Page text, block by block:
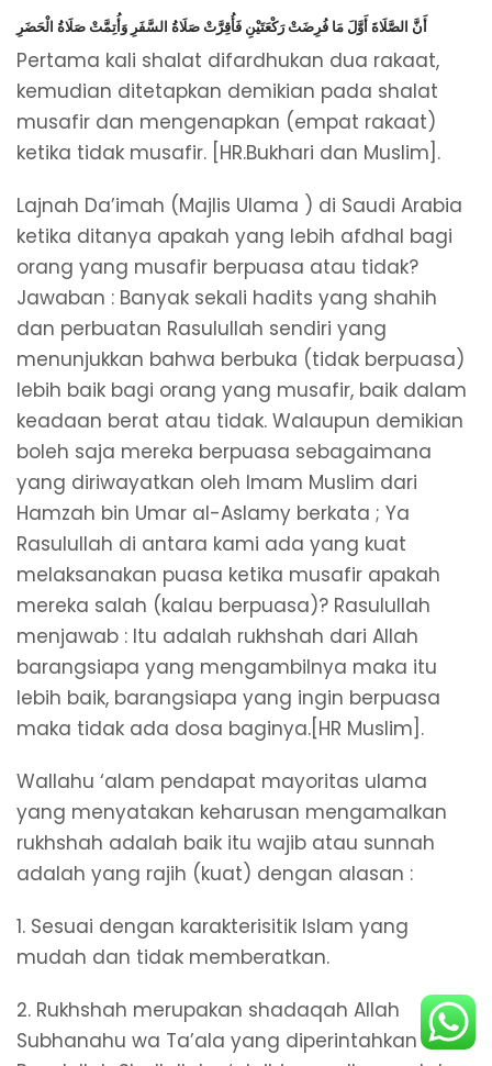
أَنَّ الصَّلَاةَ أَوَّلَ مَا فُرِضَتْ رَكْعَتَيْنِ فَأُقِرَّتْ صَلَاةُ السَّفَرِ وَأُتِمَّتْ صَلَاةُ الْحَضَرِ
Pertama kali shalat difardhukan dua rakaat,
kemudian ditetapkan demikian pada shalat
musafir dan mengenapkan (empat rakaat)
ketika tidak musafir. [HR.Bukhari dan Muslim].
Lajnah Da’imah (Majlis Ulama ) di Saudi Arabia
ketika ditanya apakah yang lebih afdhal bagi
orang yang musafir berpuasa atau tidak?
Jawaban : Banyak sekali hadits yang shahih
dan perbuatan Rasulullah sendiri yang
menunjukkan bahwa berbuka (tidak berpuasa)
lebih baik bagi orang yang musafir, baik dalam
keadaan berat atau tidak. Walaupun demikian
boleh saja mereka berpuasa sebagaimana
yang diriwayatkan oleh Imam Muslim dari
Hamzah bin Umar al-Aslamy berkata ; Ya
Rasulullah di antara kami ada yang kuat
melaksanakan puasa ketika musafir apakah
mereka salah (kalau berpuasa)? Rasulullah
menjawab : Itu adalah rukhshah dari Allah
barangsiapa yang mengambilnya maka itu
lebih baik, barangsiapa yang ingin berpuasa
maka tidak ada dosa baginya.[HR Muslim].
Wallahu ‘alam pendapat mayoritas ulama
yang menyatakan keharusan mengamalkan
rukhshah adalah baik itu wajib atau sunnah
adalah yang rajih (kuat) dengan alasan :
1. Sesuai dengan karakterisitik Islam yang
mudah dan tidak memberatkan.
2. Rukhshah merupakan shadaqah Allah
Subhanahu wa Ta’ala yang diperintahkan oleh